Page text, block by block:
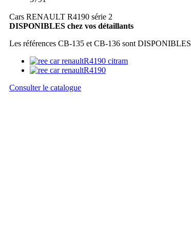
Cars RENAULT R4190 série 2
DISPONIBLES chez vos détaillants
Les références CB-135 et CB-136 sont DISPONIBLES
Consulter le catalogue